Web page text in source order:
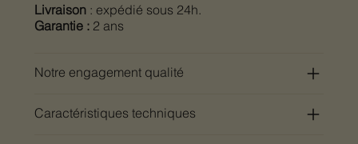
Livraison: expédié sous 24h.
Garantie : 2 ans
Notre engagement qualité
Caractéristiques techniques